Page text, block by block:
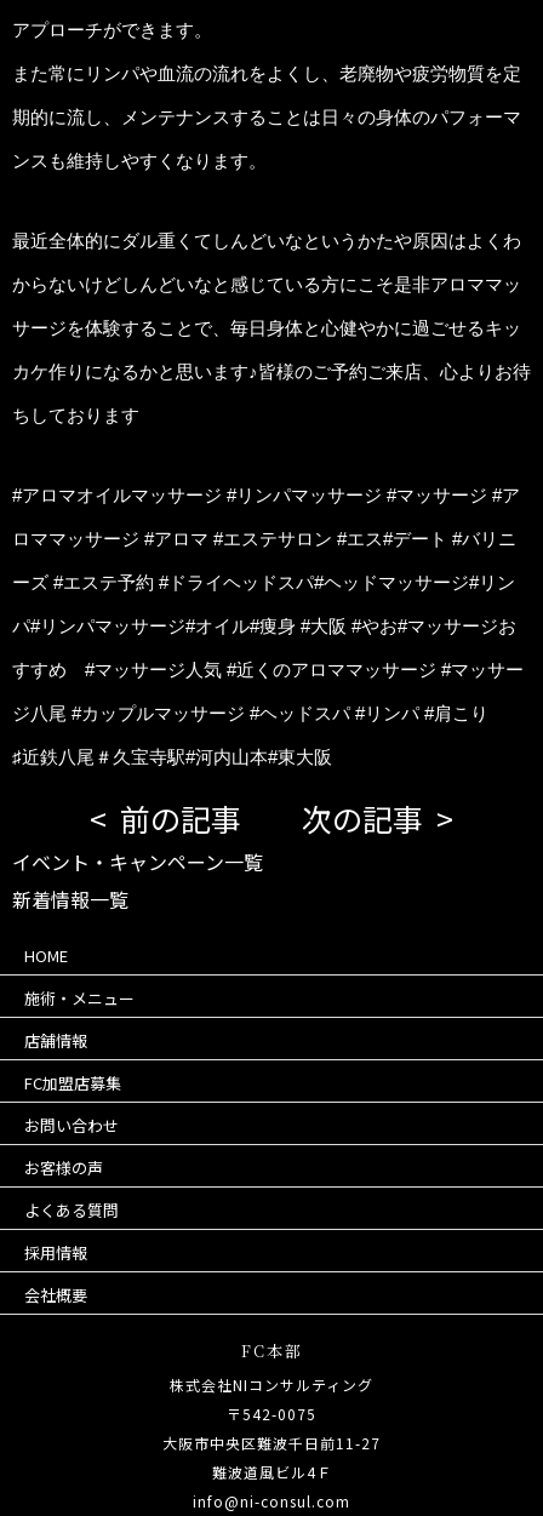
アプローチができます。
また常にリンパや血流の流れをよくし、老廃物や疲労物質を定
期的に流し、メンテナンスすることは日々の身体のパフォーマ
ンスも維持しやすくなります。
最近全体的にダル重くてしんどいなというかたや原因はよくわ
からないけどしんどいなと感じている方にこそ是非アロママッ
サージを体験することで、毎日身体と心健やかに過ごせるキッ
カケ作りになるかと思います♪皆様のご予約ご来店、心よりお待
ちしております
#アロマオイルマッサージ #リンパマッサージ #マッサージ #ア
ロママッサージ #アロマ #エステサロン #エス#デート #バリニ
ーズ #エステ予約 #ドライヘッドスパ#ヘッドマッサージ#リン
パ#リンパマッサージ#オイル#痩身 #大阪 #やお#マッサージお
すすめ #マッサージ人気 #近くのアロママッサージ #マッサー
ジ八尾 #カップルマッサージ #ヘッドスパ #リンパ #肩こり
♯近鉄八尾＃久宝寺駅#河内山本#東大阪
前の記事 次の記事
イベント・キャンペーン一覧
新着情報一覧
HOME
施術・メニュー
店舗情報
FC加盟店募集
お問い合わせ
お客様の声
よくある質問
採用情報
会社概要
FC本部
株式会社NIコンサルティング
〒542-0075
大阪市中央区難波千日前11-27
難波道風ビル4Ｆ
info@ni-consul.com